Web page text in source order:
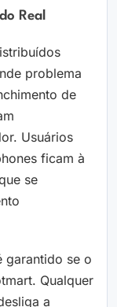
Real
problema
de
Usuários
ficam à
se
garantido se o
Qualquer
a